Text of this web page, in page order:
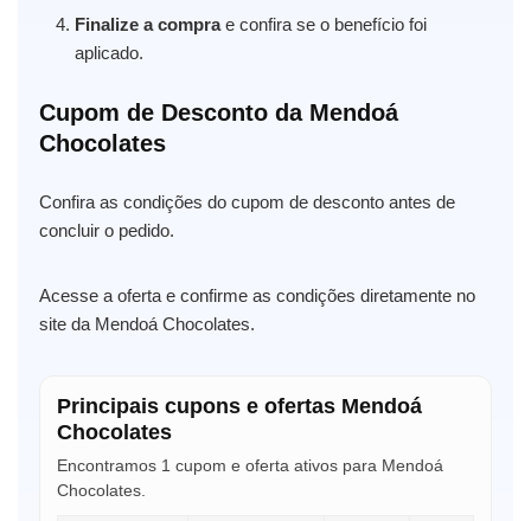
Finalize a comprae confira se o benefício foi
aplicado.
Cupom de Desconto da Mendoá
Chocolates
Confira as condições do cupom de desconto antes de
concluir o pedido.
Acesse a oferta e confirme as condições diretamente no
site da Mendoá Chocolates.
Principais cupons e ofertas Mendoá
Chocolates
Encontramos 1 cupom e oferta ativos para Mendoá
Chocolates.